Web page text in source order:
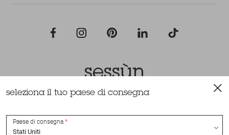
Tutti i diritti riservati Sessùn 2022
seleziona il tuo paese di consegna
Paese di consegna